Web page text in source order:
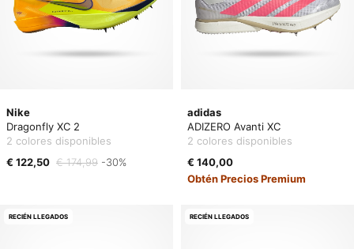
Nike
Dragonfly XC 2
2 colores disponibles
€ 122,50 € 174,99 -30%
adidas
ADIZERO Avanti XC
2 colores disponibles
€ 140,00
Obtén Precios Premium
RECIÉN LLEGADOS RECIÉN LLEGADOS